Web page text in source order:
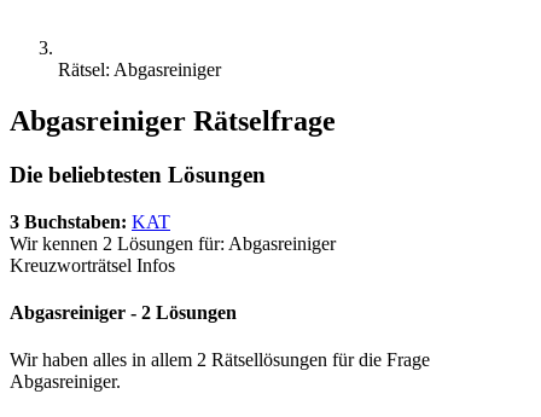
Rätsel: Abgasreiniger
Abgasreiniger Rätselfrage
Die beliebtesten Lösungen
3 Buchstaben: KAT
Wir kennen 2 Lösungen für: Abgasreiniger
Kreuzworträtsel Infos
Abgasreiniger - 2 Lösungen
Wir haben alles in allem 2 Rätsellösungen für die Frage
Abgasreiniger.